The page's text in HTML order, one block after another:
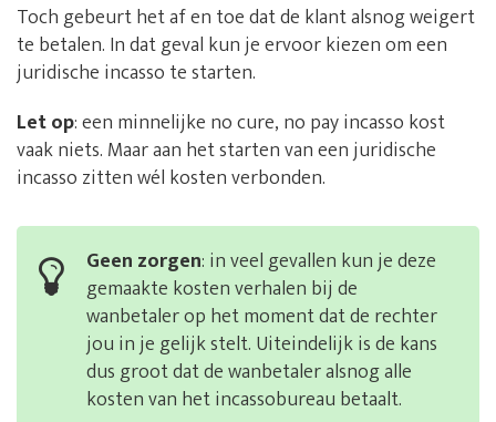
Toch gebeurt het af en toe dat de klant alsnog weigert
te betalen. In dat geval kun je ervoor kiezen om een
juridische incasso te starten.
Let op: een minnelijke no cure, no pay incasso kost
vaak niets. Maar aan het starten van een juridische
incasso zitten wél kosten verbonden.
Geen zorgen: in veel gevallen kun je deze
gemaakte kosten verhalen bij de
wanbetaler op het moment dat de rechter
jou in je gelijk stelt. Uiteindelijk is de kans
dus groot dat de wanbetaler alsnog alle
kosten van het incassobureau betaalt.